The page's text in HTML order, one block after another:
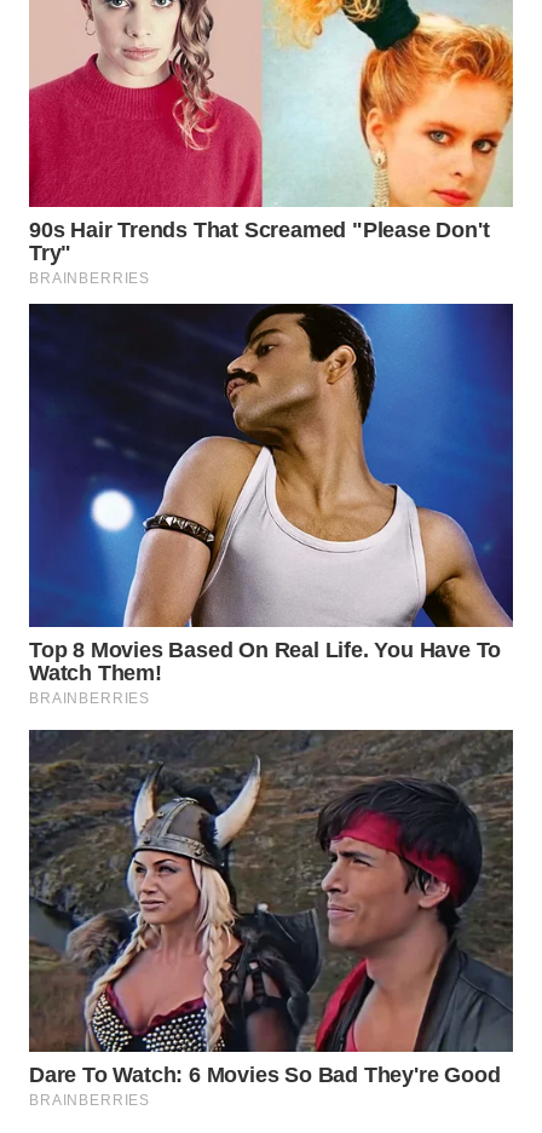
KALTARA
WN
KALSEL
WN
KALTIM
WN
SULSEL
WN
MALUKU
MALUT
WN
DAIRI
WN
DANAU
TOBA
WN
NIAS
WN
LANGKAT
WN
TAPANULI